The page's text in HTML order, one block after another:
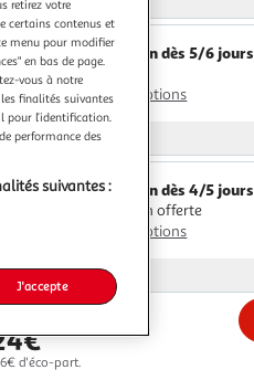
Livraison dès 5/6 jours
4,99€
Plus d'options
parMultishop
Livraison dès 4/5 jours
Livraison offerte
Plus d'options
parMonsieur Plus
d'éco-part.
retirez votre
certains contenus et
menu pour modifier
en bas de page.
vous à notre
finalités suivantes
pour l’identification.
performance des
suivantes :
J'accepte